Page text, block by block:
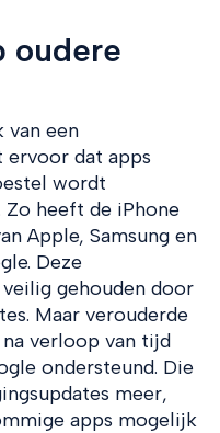
oudere
van een
ervoor dat apps
wordt
Zo heeft de iPhone
Apple, Samsung en
Deze
gehouden door
Maar verouderde
verloop van tijd
ondersteund. Die
meer,
apps mogelijk